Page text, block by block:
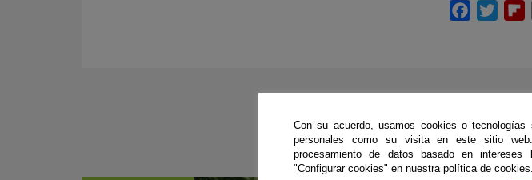
ÚLTIMAS
Con su acuerdo, usamos cookies o
personales como su visita en este sitio
procesamiento de datos basado en
"Configurar cookies" en nuestra política de cookies.